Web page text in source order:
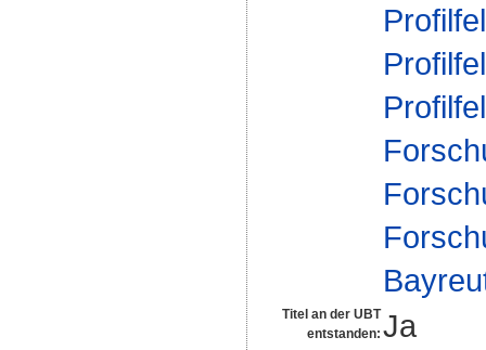
Titel an der UBT
entstanden: Ja